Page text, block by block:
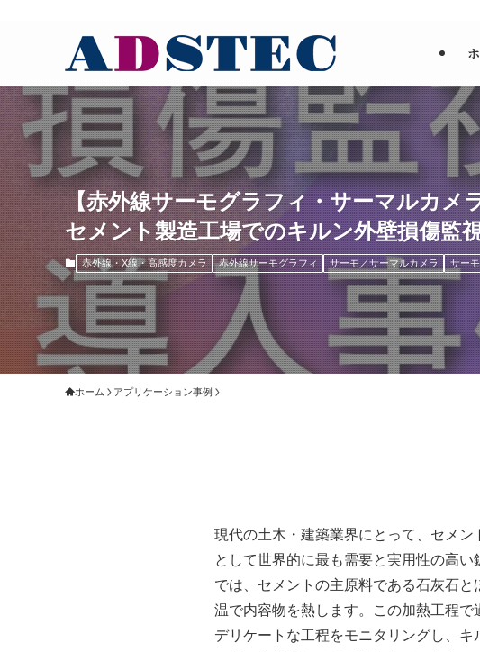
【赤外線サーモグラフィ・サーマルカメ
セメント製造工場でのキルン外壁損傷監
赤外線・X線・高感度カメラ 赤外線サーモグラフィ サーモ／サーマルカメラ サー
ホーム アプリケーション事例
現代の土木・建築業界にとって、セメ
として世界的に最も需要と実用性の高
では、セメントの主原料である石灰石
温で内容物を熱します。この加熱工程
デリケートな工程をモニタリングし、